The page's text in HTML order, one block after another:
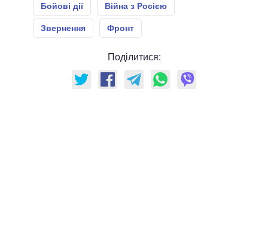
Бойові дії Війна з Росією
Звернення Фронт
Поділитися: